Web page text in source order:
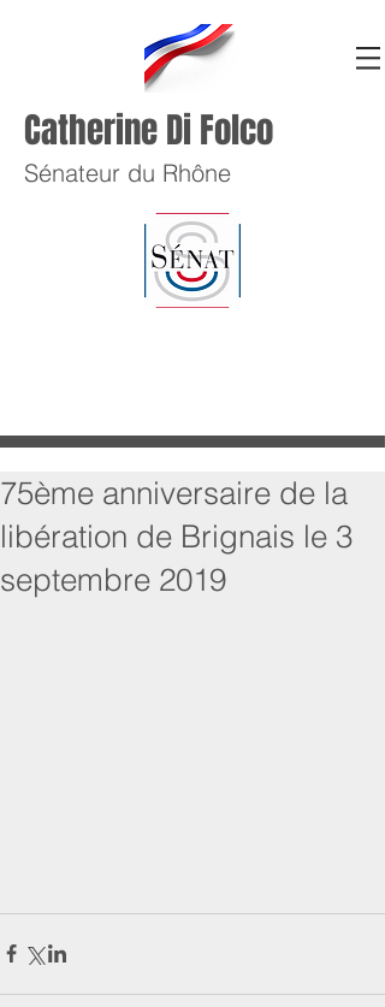
Catherine Di Folco
Sénateur du Rhône
75ème anniversaire de la
libération de Brignais le 3
septembre 2019